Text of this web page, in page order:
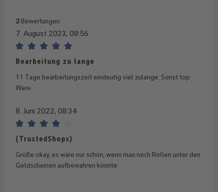
2 Bewertungen
7. August 2023, 08:56
Bewertung mit 5 von 5 Sternen
Bearbeitung zu lange
11 Tage bearbeitungszeit eindeutig viel zulange. Sonst top
Ware.
8. Juni 2022, 08:34
Bewertung mit 4 von 5 Sternen
(TrustedShops)
Größe okay, es wäre nur schön, wenn man noch Rollen unter den
Geldscheinen aufbewahren könnte